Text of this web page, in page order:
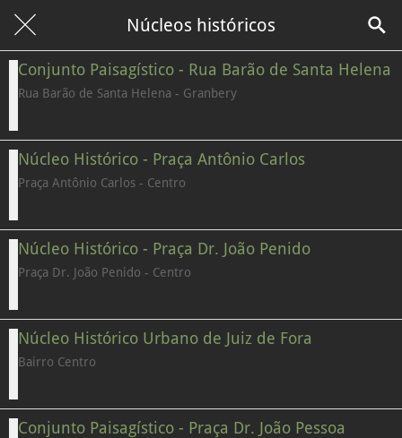
Núcleos históricos
Conjunto Paisagístico - Rua Barão de Santa Helena
Rua Barão de Santa Helena - Granbery
Núcleo Histórico - Praça Antônio Carlos
Praça Antônio Carlos - Centro
Núcleo Histórico - Praça Dr. João Penido
Praça Dr. João Penido - Centro
Núcleo Histórico Urbano de Juiz de Fora
Bairro Centro
Conjunto Paisagístico - Praça Dr. João Pessoa